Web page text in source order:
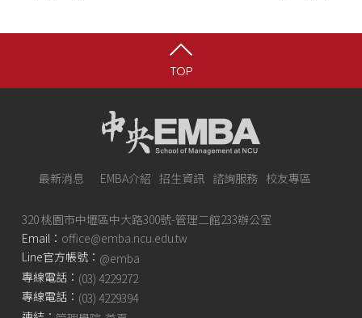
TOP
最新消息 EMBA介紹 招生資訊 諮詢服務 校友專區
320 桃園市中壢區中大路300號-管理二館233辦公室
Email： office@emba.ncu.edu.tw
Line官方帳號： @emba
專線電話： (03) 4229272
專線電話： (03) 4229394